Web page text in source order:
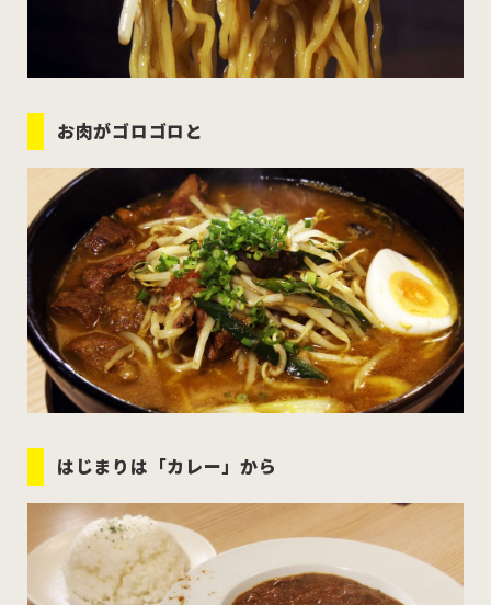
お肉がゴロゴロと
はじまりは「カレー」から